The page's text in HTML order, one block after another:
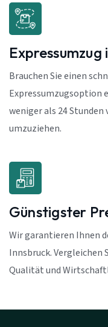
Brauchen Sie einen
Expressumzugsoption
weniger als 24 Stunden
umzuziehen.
Günstigster
Wir garantieren Ihnen
Innsbruck. Vergleichen
Qualität und